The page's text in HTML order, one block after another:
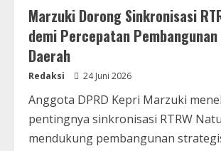
Marzuki Dorong Sinkronisasi
demi Percepatan
Daerah
Redaksi 24 Juni 2026
Anggota DPRD Kepri Marzuki
pentingnya sinkronisasi RTRW
mendukung pembangunan